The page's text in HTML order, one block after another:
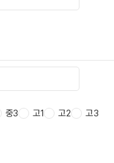
중3 고1 고2 고3